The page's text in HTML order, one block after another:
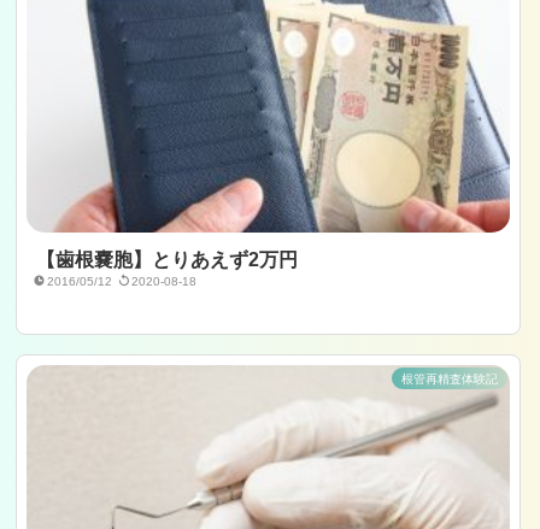
【歯根嚢胞】とりあえず2万円
2016/05/12 2020-08-18
根管再精査体験記